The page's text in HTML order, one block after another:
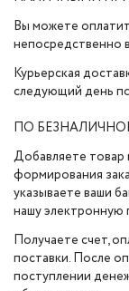
Вы можете
непосредственно
Курьерская
следующий день
ПО
Добавляете товар
формирования
указываете ваши
нашу электронную
Получаете счет,
поставки. После
поступлении